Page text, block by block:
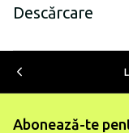
Descărcare
Abonează-te